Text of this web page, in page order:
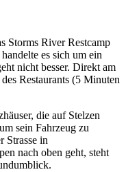
Storms River Restcamp
es sich um ein
nicht besser. Direkt am
Restaurants (5 Minuten
die auf Stelzen
sein Fahrzeug zu
Strasse in
nach oben geht, steht